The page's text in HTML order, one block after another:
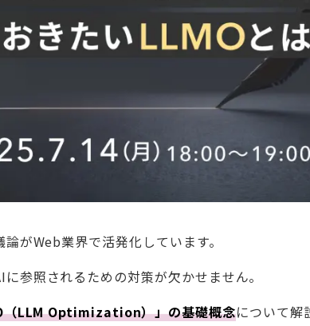
がWeb業界で活発化しています。
参照されるための対策が欠かせません。
（LLM Optimization）」の基礎概念について解